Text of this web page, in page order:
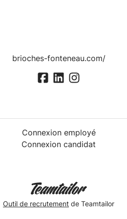
brioches-fonteneau.com/
Connexion employé
Connexion candidat
Outil de recrutement de Teamtailor